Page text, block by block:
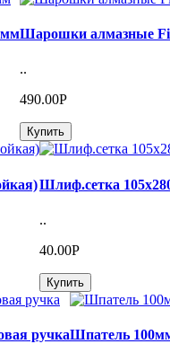
Шарошки алмазные
..
490.00Р
Купить
Шлиф.сетка
..
40.00Р
Купить
ручкаШпатель